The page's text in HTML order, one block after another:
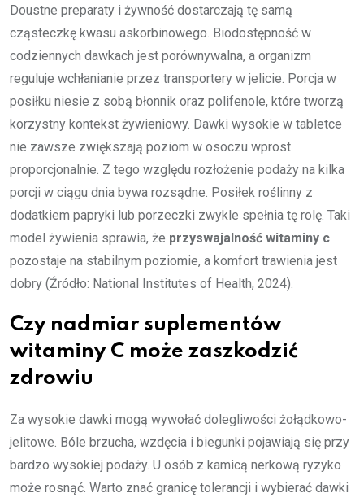
Doustne preparaty i żywność dostarczają tę samą
cząsteczkę kwasu askorbinowego. Biodostępność w
codziennych dawkach jest porównywalna, a organizm
reguluje wchłanianie przez transportery w jelicie. Porcja w
posiłku niesie z sobą błonnik oraz polifenole, które tworzą
korzystny kontekst żywieniowy. Dawki wysokie w tabletce
nie zawsze zwiększają poziom w osoczu wprost
proporcjonalnie. Z tego względu rozłożenie podaży na kilka
porcji w ciągu dnia bywa rozsądne. Posiłek roślinny z
dodatkiem papryki lub porzeczki zwykle spełnia tę rolę. Taki
model żywienia sprawia, że przyswajalność witaminy c
pozostaje na stabilnym poziomie, a komfort trawienia jest
dobry (Źródło: National Institutes of Health, 2024).
Czy nadmiar suplementów
witaminy C może zaszkodzić
zdrowiu
Za wysokie dawki mogą wywołać dolegliwości żołądkowo-
jelitowe. Bóle brzucha, wzdęcia i biegunki pojawiają się przy
bardzo wysokiej podaży. U osób z kamicą nerkową ryzyko
może rosnąć. Warto znać granicę tolerancji i wybierać dawki